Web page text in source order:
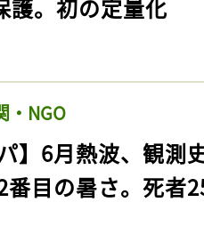
護。初の定量化
・NGO
】6月熱波、観
番目の暑さ。死者